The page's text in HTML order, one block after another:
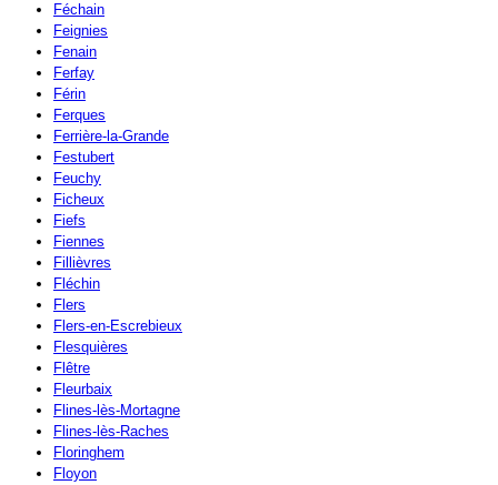
Féchain
Feignies
Fenain
Ferfay
Férin
Ferques
Ferrière-la-Grande
Festubert
Feuchy
Ficheux
Fiefs
Fiennes
Fillièvres
Fléchin
Flers
Flers-en-Escrebieux
Flesquières
Flêtre
Fleurbaix
Flines-lès-Mortagne
Flines-lès-Raches
Floringhem
Floyon